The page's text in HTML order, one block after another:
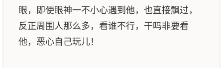
眼，即使眼神一不小心遇到他，也直接飘过，
反正周围人那么多，看谁不行，干吗非要看
他，恶心自己玩儿！